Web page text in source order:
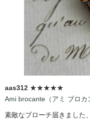
aas312 ★★★★★
Ami brocante（アミ ブロカ
素敵なブローチ届きました